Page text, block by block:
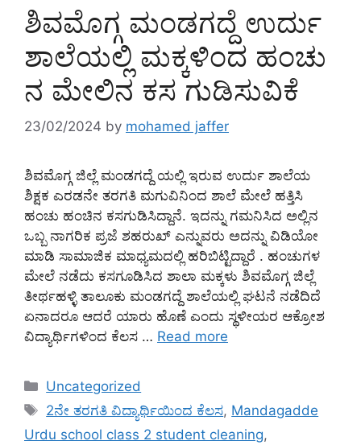
ಶಿವಮೊಗ್ಗ ಮಂಡಗದ್ದೆ ಉರ್ದು
ಶಾಲೆಯಲ್ಲಿ ಮಕ್ಕಳಿಂದ ಹಂಚು
ನ ಮೇಲಿನ ಕಸ ಗುಡಿಸುವಿಕೆ
23/02/2024 by mohamed jaffer
ಶಿವಮೊಗ್ಗ ಜಿಲ್ಲೆ ಮಂಡಗದ್ದೆ ಯಲ್ಲಿ ಇರುವ ಉರ್ದು ಶಾಲೆಯ
ಶಿಕ್ಷಕ ಎರಡನೇ ತರಗತಿ ಮಗುವಿನಿಂದ ಶಾಲೆ ಮೇಲೆ ಹತ್ತಿಸಿ
ಹಂಚು ಹಂಚಿನ ಕಸಗುಡಿಸಿದ್ದಾನೆ. ಇದನ್ನು ಗಮನಿಸಿದ ಅಲ್ಲಿನ
ಒಬ್ಬ ನಾಗರಿಕ ಪ್ರಜೆ ಶಹರುಖ್ ಎನ್ನುವರು ಅದನ್ನು ವಿಡಿಯೋ
ಮಾಡಿ ಸಾಮಾಜಿಕ ಮಾಧ್ಯಮದಲ್ಲಿ ಹರಿಬಿಟ್ಟಿದ್ದಾರೆ . ಹಂಚುಗಳ
ಮೇಲೆ ನಡೆದು ಕಸಗೂಡಿಸಿದ ಶಾಲಾ ಮಕ್ಕಳು ಶಿವಮೊಗ್ಗ ಜಿಲ್ಲೆ
ತೀರ್ಥಹಳ್ಳಿ ತಾಲೂಕು ಮಂಡಗದ್ದೆ ಶಾಲೆಯಲ್ಲಿ ಘಟನೆ ನಡೆದಿದೆ
ಏನಾದರೂ ಆದರೆ ಯಾರು ಹೊಣೆ ಎಂದು ಸ್ಥಳೀಯರ ಆಕ್ರೋಶ
ವಿದ್ಯಾರ್ಥಿಗಳಿಂದ ಕೆಲಸ … Read more
Categories
Uncategorized
Tags
2ನೇ ತರಗತಿ ವಿದ್ಯಾರ್ಥಿಯಿಂದ ಕೆಲಸ, Mandagadde
Urdu school class 2 student cleaning,